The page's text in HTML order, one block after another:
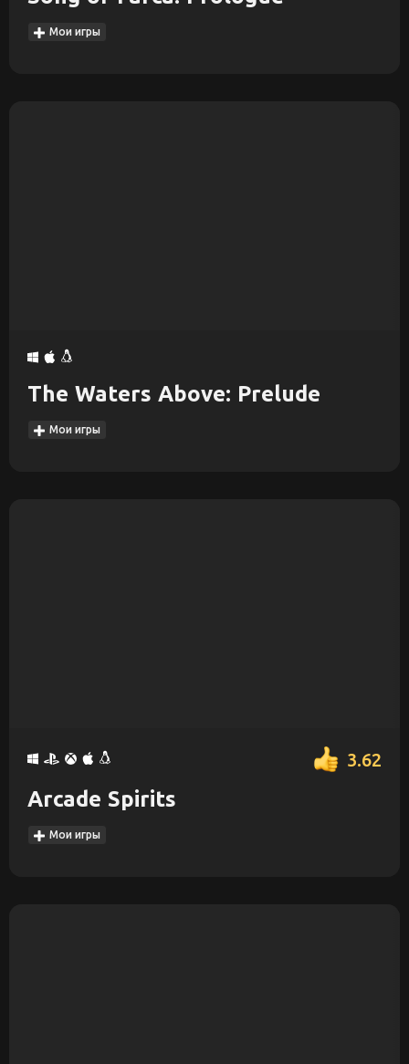
Мои игры
The Waters Above: Prelude
Мои игры
3.62
Arcade Spirits
Мои игры